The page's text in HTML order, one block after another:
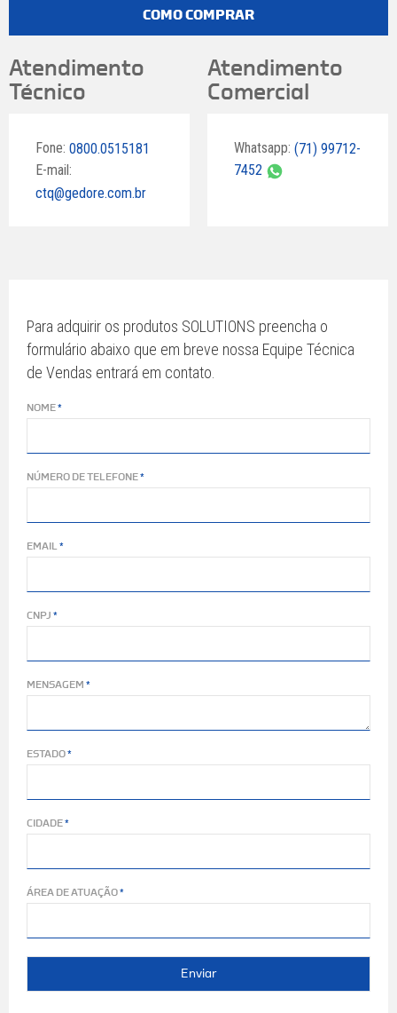
COMO COMPRAR
Atendimento
Técnico
Fone: 0800.0515181
E-mail:
ctq@gedore.com.br
Atendimento
Comercial
Whatsapp: (71) 99712-
7452
Para adquirir os produtos SOLUTIONS preencha o
formulário abaixo que em breve nossa Equipe Técnica
de Vendas entrará em contato.
NOME
NÚMERO DE TELEFONE
EMAIL
CNPJ
MENSAGEM
ESTADO
CIDADE
ÁREA DE ATUAÇÃO
Enviar